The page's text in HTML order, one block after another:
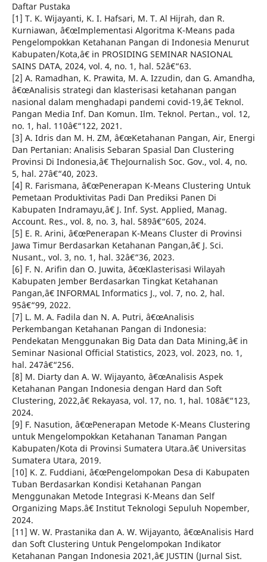
Daftar Pustaka
[1] T. K. Wijayanti, K. I. Hafsari, M. T. Al Hijrah, dan R.
Kurniawan, â€œImplementasi Algoritma K-Means pada
Pengelompokkan Ketahanan Pangan di Indonesia Menurut
Kabupaten/Kota,â€ in PROSIDING SEMINAR NASIONAL
SAINS DATA, 2024, vol. 4, no. 1, hal. 52â€“63.
[2] A. Ramadhan, K. Prawita, M. A. Izzudin, dan G. Amandha,
â€œAnalisis strategi dan klasterisasi ketahanan pangan
nasional dalam menghadapi pandemi covid-19,â€ Teknol.
Pangan Media Inf. Dan Komun. Ilm. Teknol. Pertan., vol. 12,
no. 1, hal. 110â€“122, 2021.
[3] A. Idris dan M. H. ZM, â€œKetahanan Pangan, Air, Energi
Dan Pertanian: Analisis Sebaran Spasial Dan Clustering
Provinsi Di Indonesia,â€ TheJournalish Soc. Gov., vol. 4, no.
5, hal. 27â€“40, 2023.
[4] R. Farismana, â€œPenerapan K-Means Clustering Untuk
Pemetaan Produktivitas Padi Dan Prediksi Panen Di
Kabupaten Indramayu,â€ J. Inf. Syst. Applied, Manag.
Account. Res., vol. 8, no. 3, hal. 589â€“605, 2024.
[5] E. R. Arini, â€œPenerapan K-Means Cluster di Provinsi
Jawa Timur Berdasarkan Ketahanan Pangan,â€ J. Sci.
Nusant., vol. 3, no. 1, hal. 32â€“36, 2023.
[6] F. N. Arifin dan O. Juwita, â€œKlasterisasi Wilayah
Kabupaten Jember Berdasarkan Tingkat Ketahanan
Pangan,â€ INFORMAL Informatics J., vol. 7, no. 2, hal.
95â€“99, 2022.
[7] L. M. A. Fadila dan N. A. Putri, â€œAnalisis
Perkembangan Ketahanan Pangan di Indonesia:
Pendekatan Menggunakan Big Data dan Data Mining,â€ in
Seminar Nasional Official Statistics, 2023, vol. 2023, no. 1,
hal. 247â€“256.
[8] M. Diarty dan A. W. Wijayanto, â€œAnalisis Aspek
Ketahanan Pangan Indonesia dengan Hard dan Soft
Clustering, 2022,â€ Rekayasa, vol. 17, no. 1, hal. 108â€“123,
2024.
[9] F. Nasution, â€œPenerapan Metode K-Means Clustering
untuk Mengelompokkan Ketahanan Tanaman Pangan
Kabupaten/Kota di Provinsi Sumatera Utara.â€ Universitas
Sumatera Utara, 2019.
[10] K. Z. Fuddiani, â€œPengelompokan Desa di Kabupaten
Tuban Berdasarkan Kondisi Ketahanan Pangan
Menggunakan Metode Integrasi K-Means dan Self
Organizing Maps.â€ Institut Teknologi Sepuluh Nopember,
2024.
[11] W. W. Prastanika dan A. W. Wijayanto, â€œAnalisis Hard
dan Soft Clustering Untuk Pengelompokan Indikator
Ketahanan Pangan Indonesia 2021,â€ JUSTIN (Jurnal Sist.